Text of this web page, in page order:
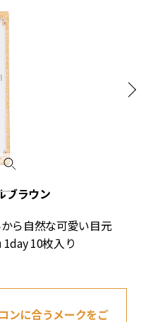
ブラウン
ら自然な可愛い目元
1day 10枚入り
ンに合うメークをご